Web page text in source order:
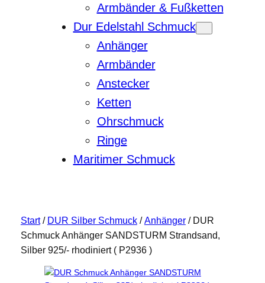
Armbänder & Fußketten
Dur Edelstahl Schmuck
Anhänger
Armbänder
Anstecker
Ketten
Ohrschmuck
Ringe
Maritimer Schmuck
Start/ DUR Silber Schmuck/Anhänger/ DUR
Schmuck Anhänger SANDSTURM Strandsand,
Silber 925/- rhodiniert ( P2936 )